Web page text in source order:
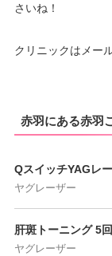
さいね！
クリニックはメー
赤羽にある赤羽
QスイッチYAGレ
ヤグレーザー
肝斑トーニング 5
ヤグレーザー